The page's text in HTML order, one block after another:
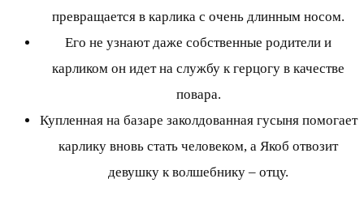
превращается в карлика с очень длинным носом.
Его не узнают даже собственные родители и
карликом он идет на службу к герцогу в качестве
повара.
Купленная на базаре заколдованная гусыня помогает
карлику вновь стать человеком, а Якоб отвозит
девушку к волшебнику – отцу.